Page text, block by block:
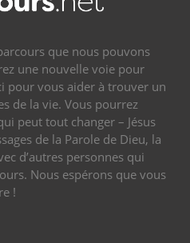
que nous pouvons
une nouvelle voie pour
pour vous aider à trouver un
de la vie. Vous pourrez
peut tout changer – Jésus
de la Parole de Dieu, la
d’autres personnes qui
Nous espérons que vous
!